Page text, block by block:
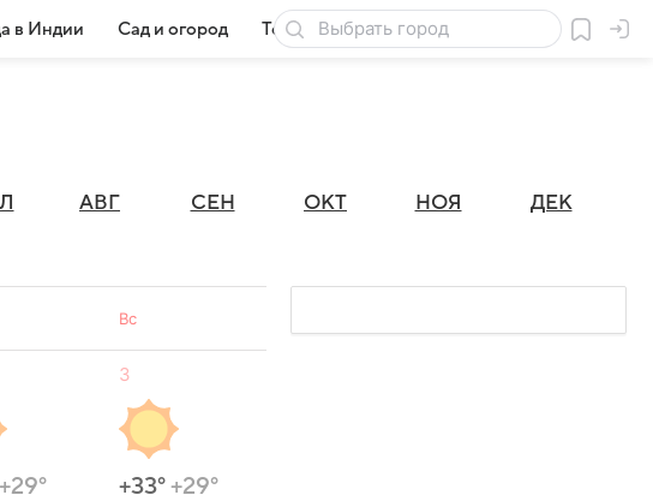
в Индии Сад и огород Товары для дачи
АВГ СЕН ОКТ НОЯ ДЕК
Вс
+29°
3
+33°+29°